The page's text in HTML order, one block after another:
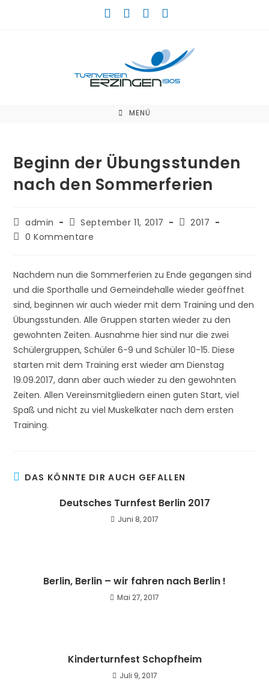
MENÜ
Beginn der Übungsstunden
nach den Sommerferien
Beitrags-
Autor:
admin
Beitrag
veröffentlicht:
September 11, 2017
Beitrags-
2017
Beitrags-
0 Kommentare
Nachdem nun die Sommerferien zu Ende gegangen sind
und die Sporthalle und Gemeindehalle wieder geöffnet
sind, beginnen wir auch wieder mit dem Training und den
Übungsstunden. Alle Gruppen starten wieder zu den
gewohnten Zeiten. Ausnahme hier sind nur die zwei
Schülergruppen, Schüler 6-9 und Schüler 10-15. Diese
starten mit dem Training erst wieder am Dienstag
19.09.2017, dann aber auch wieder zu den gewohnten
Zeiten. Allen Vereinsmitgliedern einen guten Start, viel
Spaß und nicht zu viel Muskelkater nach dem ersten
Training.
DAS KÖNNTE DIR AUCH GEFALLEN
Deutsches Turnfest Berlin 2017
Juni 8, 2017
Berlin, Berlin – wir fahren nach Berlin !
Mai 27, 2017
Kinderturnfest Schopfheim
Juli 9, 2017